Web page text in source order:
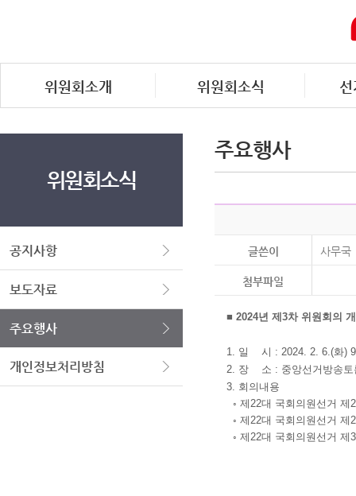
위원회소개 위원회소식
위원회소식
공지사항
보도자료
주요행사
개인정보처리방침
주요행사
글쓴이 사무국
첨부파일
■ 2024년 제3차 위원회의
1. 일 시 : 2024. 2. 6.(화)
2. 장 소 : 중앙선거방송토
3. 회의내용
◦ 제22대 국회의원선거 제
◦ 제22대 국회의원선거 제
◦ 제22대 국회의원선거